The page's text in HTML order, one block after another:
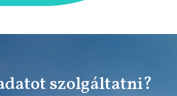
szolgáltatni?